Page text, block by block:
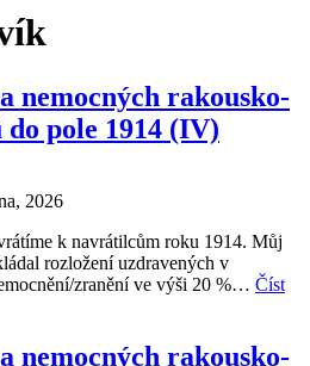
nemocných rakousko-
pole 1914 (IV)
2026
k navrátilcům roku 1914. Můj
rozložení uzdravených v
zranění ve výši 20 %… Číst
nemocných rakousko-